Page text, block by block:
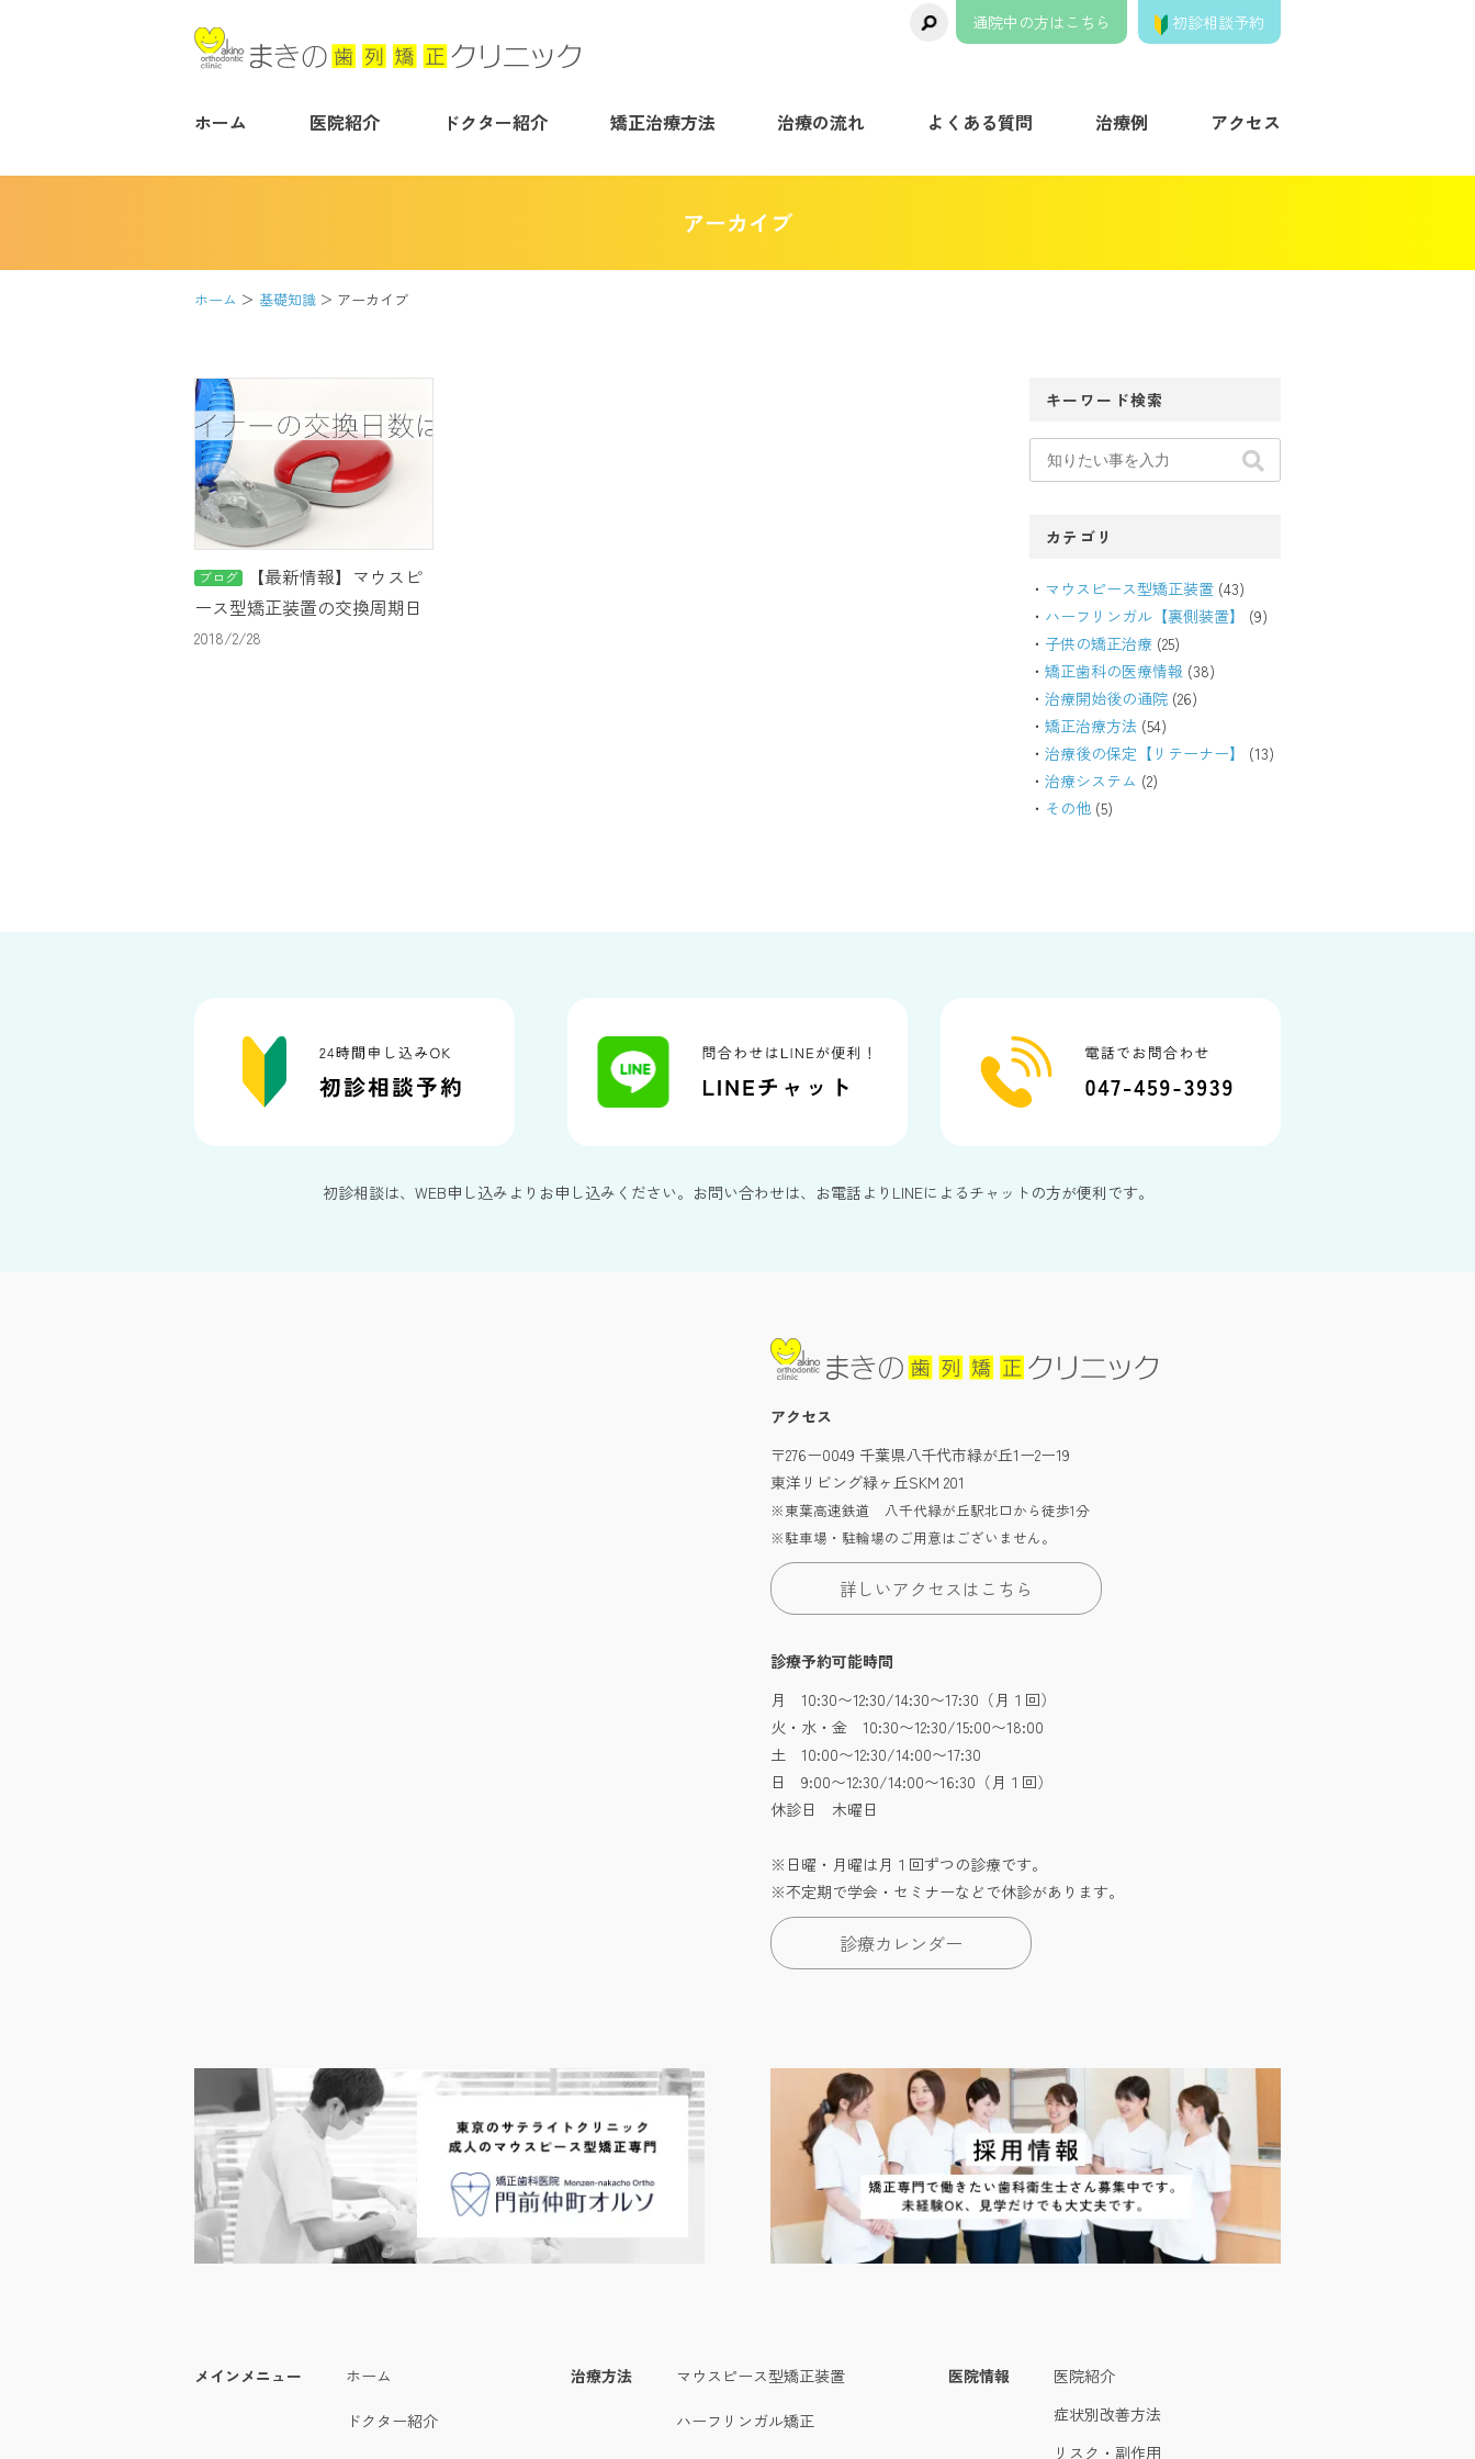
通院中の方はこちら 初診相談予約
ホーム 医院紹介 ドクター紹介 矯正治療方法 治療の流れ よくある質問 治療例 アクセス
アーカイブ
ホーム 基礎知識 アーカイブ
ブログ
【最新情報】マウスピ
ース型矯正装置の交換周期日
数は5日？
2018/2/28
キーワード検索
カテゴリ
マウスピース型矯正装置 (43)
ハーフリンガル【裏側装置】
(9)
子供の矯正治療 (25)
矯正歯科の医療情報 (38)
治療開始後の通院 (26)
矯正治療方法 (54)
治療後の保定【リテーナー】
(13)
治療システム (2)
その他 (5)
初診相談は、WEB申し込みよりお申し込みください。お問い合わせは、お電話よりLINEによるチャットの方が便利です。
アクセス
〒276ー0049 千葉県八千代市緑が丘1ー2ー19
東洋リビング緑ヶ丘SKM 201
※東葉高速鉄道 八千代緑が丘駅北口から徒歩1分
※駐車場・駐輪場のご用意はございません。
詳しいアクセスはこちら
診療予約可能時間
月 10:30〜12:30/14:30〜17:30（月１回）
火・水・金 10:30〜12:30/15:00〜18:00
土 10:00〜12:30/14:00〜17:30
日 9:00〜12:30/14:00〜16:30（月１回）
休診日 木曜日
※日曜・月曜は月１回ずつの診療です。
※不定期で学会・セミナーなどで休診があります。
診療カレンダー
メインメニュー ホーム
ドクター紹介
治療方法 マウスピース型矯正装置
ハーフリンガル矯正
医院情報
医院紹介
症状別改善方法
リスク・副作用